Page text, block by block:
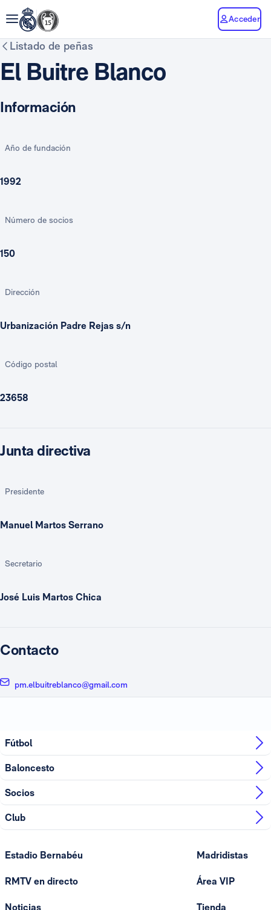
Acceder
Listado de peñas
El Buitre Blanco
Información
Año de fundación
1992
Número de socios
150
Dirección
Urbanización Padre Rejas s/n
Código postal
23658
Junta directiva
Presidente
Manuel Martos Serrano
Secretario
José Luis Martos Chica
Contacto
pm.elbuitreblanco@gmail.com
Fútbol
Baloncesto
Socios
Club
Estadio Bernabéu
RMTV en directo
Noticias
Madridistas
Área VIP
Tienda